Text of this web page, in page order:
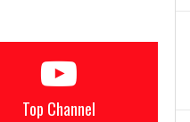
Top Channel